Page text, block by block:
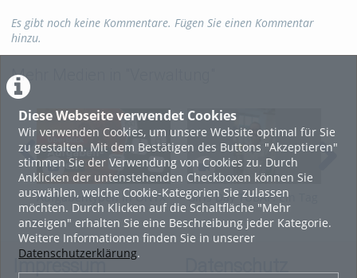
Diese Webseite verwendet Cookies
Wir verwenden Cookies, um unsere Website optimal für Sie
zu gestalten. Mit dem Bestätigen des Buttons "Akzeptieren"
stimmen Sie der Verwendung von Cookies zu. Durch
Anklicken der untenstehenden Checkboxen können Sie
auswählen, welche Cookie-Kategorien Sie zulassen
möchten. Durch Klicken auf die Schaltfläche "Mehr
anzeigen" erhalten Sie eine Beschreibung jeder Kategorie.
Weitere Informationen finden Sie in unserer
Datenschutzerklärung.
Es gibt noch keine Kommentare. Fügen Sie einen Kommentar
hinzu.
Mehr Medien in "Verwaltung"
Aufgabentypen in ONYX
Girls Day TUBAF: Ein Tag
als
Keramikwissenschaftlerin
Impressum